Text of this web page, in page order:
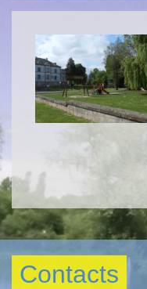
Contacts